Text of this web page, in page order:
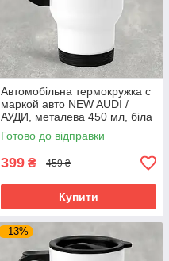
Автомобільна термокружка с
маркой авто NEW AUDI /
АУДИ, металева 450 мл, біла
Готово до відправки
399 ₴ 459 ₴
Купити
–13%